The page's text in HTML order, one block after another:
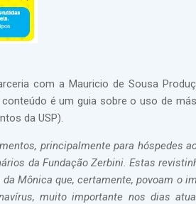
com a Mauricio de Sousa
é um guia sobre o uso de
da USP).
principalmente para hóspedes
da Fundação Zerbini. Estas
Mônica que, certamente, povoam o
muito importante nos dias